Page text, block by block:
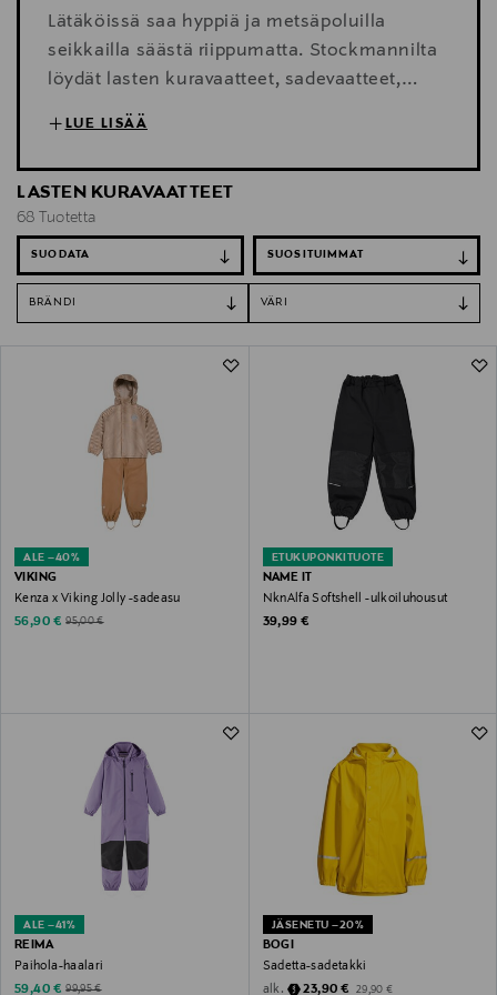
Lätäköissä saa hyppiä ja metsäpoluilla
seikkailla säästä riippumatta. Stockmannilta
löydät lasten kuravaatteet, sadevaatteet,
kurahousut, sadetakit ja kumisaappaat, jotka
päiväkodissa, retkillä ja pihaleikeissä.
LUE LISÄÄ
LASTEN KURAVAATTEET
68 Tuotetta
SUODATA
BRÄNDI VÄRI
ALE –40%
VIKING
Kenza x Viking Jolly -sadeasu
Discounted Price
56,90 € Original Price
95,00 €
ETUKUPONKITUOTE
NAME IT
NknAlfa Softshell -ulkoiluhousut
Original Price
39,99 €
ALE –41%
REIMA
Paihola-haalari
Discounted Price
59,40 € Original Price
99,95 €
JÄSENETU –20%
BOGI
Sadetta-sadetakki
alk.
Discounted Price
23,90 € Original Price
29,90 €